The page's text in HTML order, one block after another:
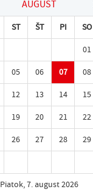
AUGUST
ST ŠT PI SO
01
05 06 07 08
12 13 14 15
19 20 21 22
26 27 28 29
Piatok, 7. august 2026